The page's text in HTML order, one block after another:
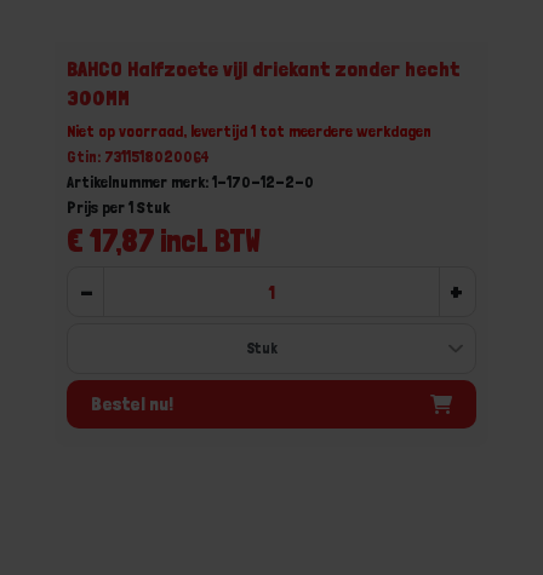
BAHCO Halfzoete vijl driekant zonder hecht
300MM
Niet op voorraad, levertijd 1 tot meerdere werkdagen
Gtin: 7311518020064
Artikelnummer merk: 1-170-12-2-0
€ 17,87 incl. BTW
Prijs per 1 Stuk
- +
Bestel nu!